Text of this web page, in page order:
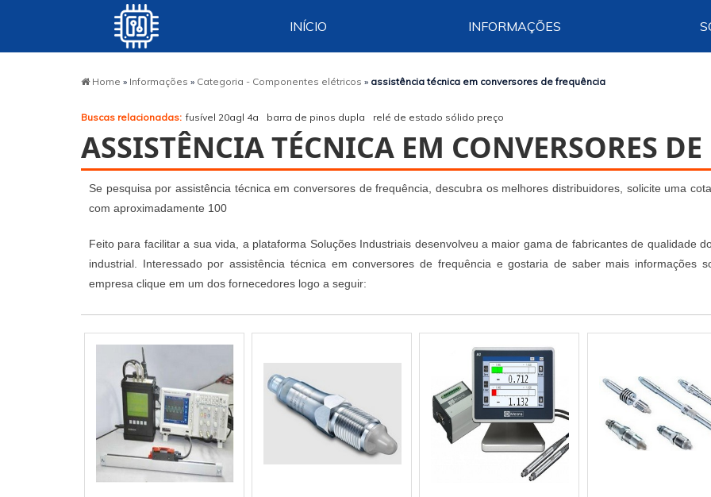
INÍCIO INFORMAÇÕES
Home » Informações » Categoria - Componentes elétricos » assistência técnica em conversores de frequência
Buscas relacionadas: fusível 20agl 4a barra de pinos dupla relé de estado sólido preço
ASSISTÊNCIA TÉCNICA EM CONVERSORES
Se pesquisa por assistência técnica em conversores de frequência, descubra os melhores distribuidores, solicite uma
com aproximadamente 100
Feito para facilitar a sua vida, a plataforma Soluções Industriais desenvolveu a maior gama de fabricantes de qualidade
industrial. Interessado por assistência técnica em conversores de frequência e gostaria de saber mais informações
empresa clique em um dos fornecedores logo a seguir: